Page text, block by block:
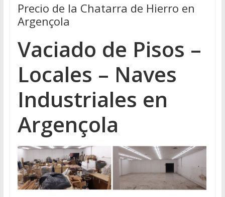
Precio de la Chatarra de Hierro en
Argençola
Vaciado de Pisos –
Locales – Naves
Industriales en
Argençola